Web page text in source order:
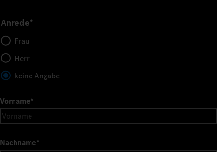
Anrede*
Frau
Herr
keine Angabe
Vorname*
Nachname*